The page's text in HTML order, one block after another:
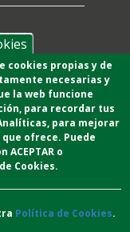
cookies propias y de
necesarias y
la web funcione
para recordar tus
, para mejorar
ofrece. Puede
o
Cookies.
Política de Cookies.